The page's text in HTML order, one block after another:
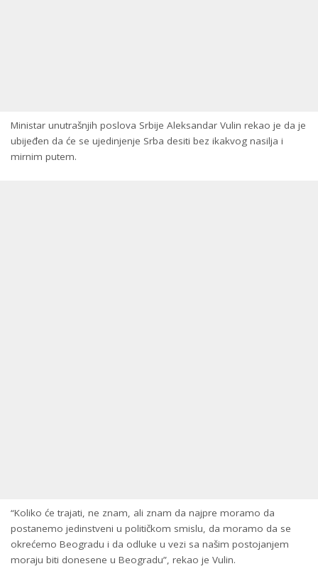
Ministar unutrašnjih poslova Srbije Aleksandar Vulin rekao je da je
ubijeđen da će se ujedinjenje Srba desiti bez ikakvog nasilja i
mirnim putem.
“Koliko će trajati, ne znam, ali znam da najpre moramo da
postanemo jedinstveni u političkom smislu, da moramo da se
okrećemo Beogradu i da odluke u vezi sa našim postojanjem
moraju biti donesene u Beogradu”, rekao je Vulin.